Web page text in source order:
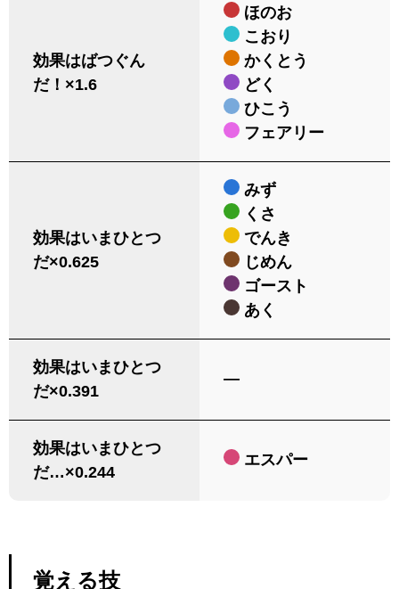
効果はばつぐん
だ！×1.6
ほのお
こおり
かくとう
どく
ひこう
フェアリー
効果はいまひとつ
だ×0.625
みず
くさ
でんき
じめん
ゴースト
あく
効果はいまひとつ
だ×0.391
―
効果はいまひとつ
だ…×0.244
エスパー
覚える技